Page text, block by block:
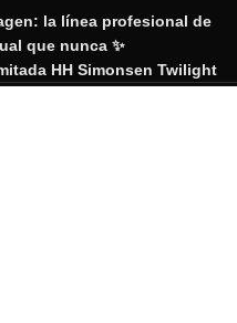
la línea profesional de
que nunca ✨
HH Simonsen Twilight